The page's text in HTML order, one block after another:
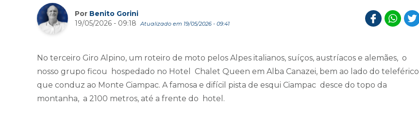
Por Benito Gorini
19/05/2026 - 09:18
Atualizado em 19/05/2026 - 09:41
No terceiro Giro Alpino, um roteiro de moto pelos Alpes italianos, suíços, austríacos e alemães, o
nosso grupo ficou hospedado no Hotel Chalet Queen em Alba Canazei, bem ao lado do teleférico
que conduz ao Monte Ciampac. A famosa e difícil pista de esqui Ciampac desce do topo da
montanha, a 2100 metros, até a frente do hotel.